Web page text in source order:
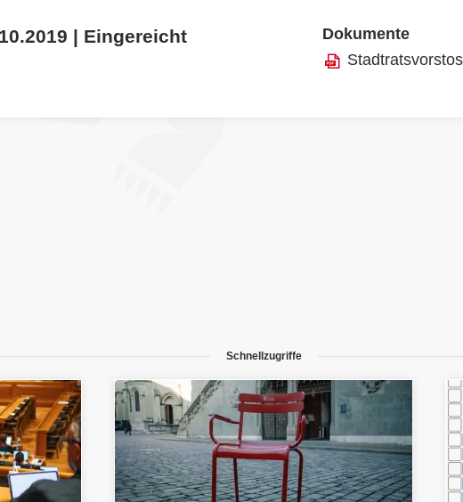
| Eingereicht
Dokumente
Schnellzugriffe